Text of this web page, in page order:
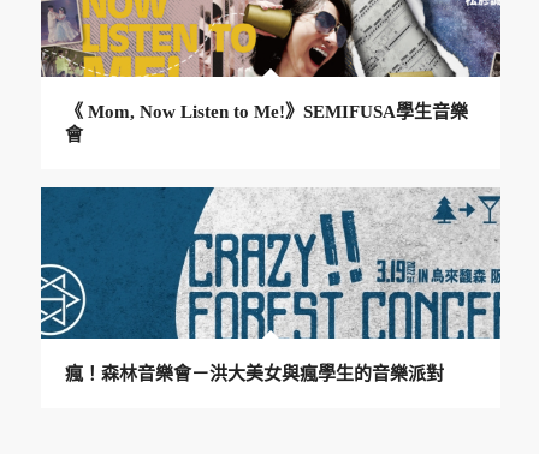
《 Mom, Now Listen to Me!》SEMIFUSA學生音樂
會
瘋！森林音樂會－洪大美女與瘋學生的音樂派對